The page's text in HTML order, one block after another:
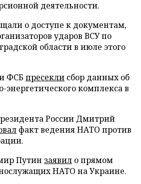
деятельности.
о доступе к документам,
ударов ВСУ по
области в июле этого
ФСБ пресекли сбор данных об
энергетического комплекса в
России Дмитрий
факт ведения НАТО против
Путин заявил о прямом
НАТО на Украине.